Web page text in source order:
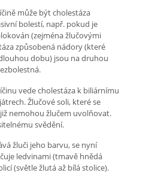
může být cholestáza
bolestí, např. pokud je
(zejména žlučovými
způsobená nádory (které
dobu) jsou na druhou
vede cholestáza k biliárnímu
Žlučové soli, které se
nemohou žlučem uvolňovat.
svědění.
žluči jeho barvu, se nyní
ledvinami (tmavě hnědá
(světle žlutá až bílá stolice).